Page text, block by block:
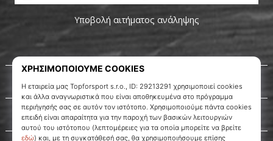
Σχετικά μ' εμάς
Εξυπηρέτηση πελατών
Υποβολή αιτήματος ανάληψης